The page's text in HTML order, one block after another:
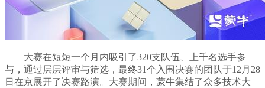
大赛在短短一个月内吸引了320支队伍、上千名选手参
与，通过层层评审与筛选，最终31个入围决赛的团队于12月28
日在京展开了决赛路演。大赛期间，蒙牛集结了众多技术大